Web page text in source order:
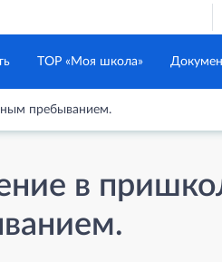
ТОР «Моя школа»
пребыванием.
в